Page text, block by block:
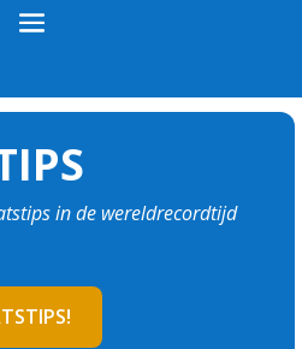
in de wereldrecordtijd